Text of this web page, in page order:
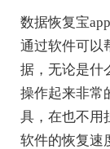
数据恢复宝
通过软件可以
据，无论是什
操作起来非常
具，在也不用
软件的恢复速